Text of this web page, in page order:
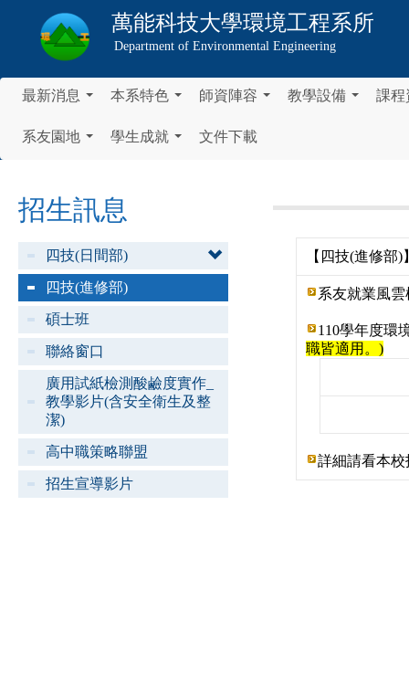
萬能科技大學環境工程系所
Department of Environmental Engineering
最新消息 本系特色 師資陣容 教學設備 課程
系友園地 學生成就 文件下載
招生訊息
四技(日間部)
四技(進修部)
碩士班
聯絡窗口
廣用試紙檢測酸鹼度實作_
教學影片(含安全衛生及整
潔)
高中職策略聯盟
招生宣導影片
【四技(進修部)
系友就業風
110學年度環
職皆適用。)
詳細請看本